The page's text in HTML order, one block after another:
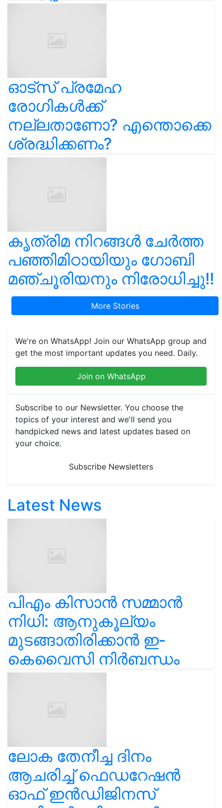
ഓട്സ് പ്രമേഹ
രോഗികൾക്ക്
നല്ലതാണോ? എന്തൊക്കെ
ശ്രദ്ധിക്കണം?
കൃത്രിമ നിറങ്ങൾ ചേർത്ത
പഞ്ഞിമിഠായിയും ഗോബി
മഞ്ചൂരിയനും നിരോധിച്ചു!!
More Stories
We're on WhatsApp! Join our WhatsApp group and
get the most important updates you need. Daily.
Join on WhatsApp
Subscribe to our Newsletter. You choose the
topics of your interest and we'll send you
handpicked news and latest updates based on
your choice.
Subscribe Newsletters
Latest News
പിഎം കിസാൻ സമ്മാൻ
നിധി: ആനുകൂല്യം
മുടങ്ങാതിരിക്കാൻ ഇ-
കെവൈസി നിർബന്ധം
ലോക തേനീച്ച ദിനം
ആചരിച്ച് ഫെഡറേഷൻ
ഓഫ് ഇൻഡിജിനസ്